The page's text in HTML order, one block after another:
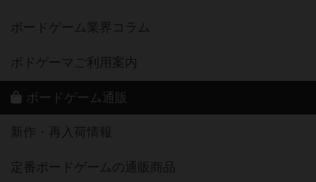
ボードゲーム業界コラム
ボドゲーマご利用案内
ボードゲーム通販
新作・再入荷情報
定番ボードゲームの通販商品